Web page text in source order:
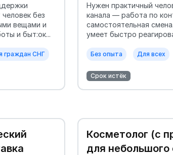
без
вещами и
и быт:ок...
граждан СНГ
Нужен практичный
канала — работа по
самостоятельная
умеет быстро
Без опыта Для всех
Срок истёк
Косметолог (с
для небольшого